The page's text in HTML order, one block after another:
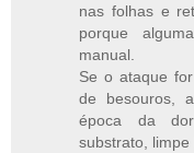
nas folhas e
porque
manual.
Se o ataque
de besouros,
época da
substrato, limpe